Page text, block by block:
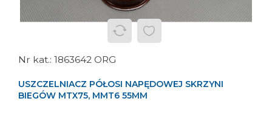
1863642 ORG
USZCZELNIACZ PÓŁOSI NAPĘDOWEJ SKRZYNI
BIEGÓW MTX75, MMT6 55MM